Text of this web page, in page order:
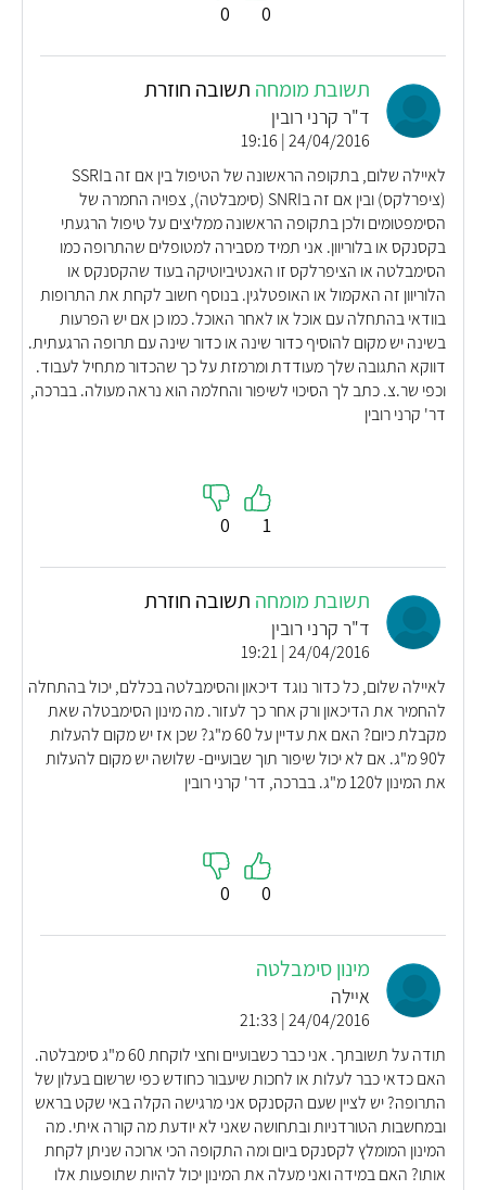
0
0
תשובת מומחה תשובה חוזרת
ד"ר קרני רובין
24/04/2016 | 19:16
לאיילה שלום, בתקופה הראשונה של הטיפול בין אם זה בSSRI
(ציפרלקס) ובין אם זה בSNRI (סימבלטה), צפויה החמרה של
הסימפטומים ולכן בתקופה הראשונה ממליצים על טיפול הרגעתי
בקסנקס או בלוריוון. אני תמיד מסבירה למטופלים שהתרופה כמו
הסימבלטה או הציפרלקס זו האנטיביוטיקה בעוד שהקסנקס או
הלוריוון זה האקמול או האופטלגין. בנוסף חשוב לקחת את התרופות
בוודאי בהתחלה עם אוכל או לאחר האוכל. כמו כן אם יש הפרעות
בשינה יש מקום להוסיף כדור שינה או כדור שינה עם תרופה הרגעתית.
דווקא התגובה שלך מעודדת ומרמזת על כך שהכדור מתחיל לעבוד.
וכפי שר.צ. כתב לך הסיכוי לשיפור והחלמה הוא נראה מעולה. בברכה,
דר' קרני רובין
1
0
תשובת מומחה תשובה חוזרת
ד"ר קרני רובין
24/04/2016 | 19:21
לאיילה שלום, כל כדור נוגד דיכאון והסימבלטה בכללם, יכול בהתחלה
להחמיר את הדיכאון ורק אחר כך לעזור. מה מינון הסימבטלה שאת
מקבלת כיום? האם את עדיין על 60 מ"ג? שכן אז יש מקום להעלות
ל90 מ"ג. אם לא יכול שיפור תוך שבועיים- שלושה יש מקום להעלות
את המינון ל120 מ"ג. בברכה, דר' קרני רובין
0
0
מינון סימבלטה
איילה
24/04/2016 | 21:33
תודה על תשובתך. אני כבר כשבועיים וחצי לוקחת 60 מ"ג סימבלטה.
האם כדאי כבר לעלות או לחכות שיעבור כחודש כפי שרשום בעלון של
התרופה? יש לציין שעם הקסנקס אני מרגישה הקלה באי שקט בראש
ובמחשבות הטורדניות ובתחושה שאני לא יודעת מה קורה איתי. מה
המינון המומלץ לקסנקס ביום ומה התקופה הכי ארוכה שניתן לקחת
אותו? האם במידה ואני מעלה את המינון יכול להיות שתופעות אלו